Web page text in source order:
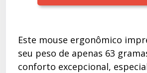
Este mouse ergonômico
seu peso de apenas 63
conforto excepcional,